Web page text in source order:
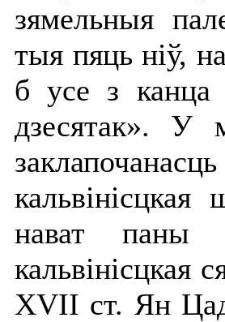
зямельныя
тыя пяць ніў,
б усе з канца
дзесятак». У
нават паны
кальвінісцкая
ХVІІ ст. Ян